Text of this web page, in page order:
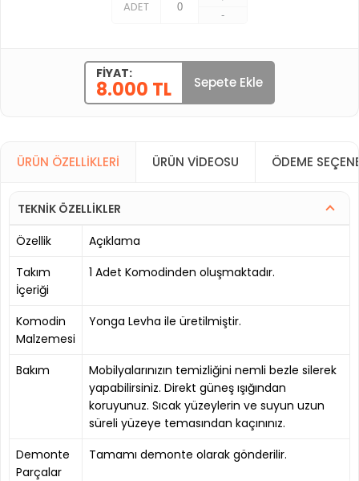
ADET
-
FIYAT:
8.000 TL Sepete Ekle
ÜRÜN ÖZELLIKLERI ÜRÜN VIDEOSU ÖDEME
TEKNİK ÖZELLİKLER
Özellik
Açıklama
Takım
İçeriği
1 Adet Komodinden oluşmaktadır.
Komodin
Malzemesi
Yonga Levha ile üretilmiştir.
Bakım
Mobilyalarınızın temizliğini nemli bezle silerek
yapabilirsiniz. Direkt güneş ışığından
koruyunuz. Sıcak yüzeylerin ve suyun uzun
süreli yüzeye temasından kaçınınız.
Demonte
Parçalar
Tamamı demonte olarak gönderilir.